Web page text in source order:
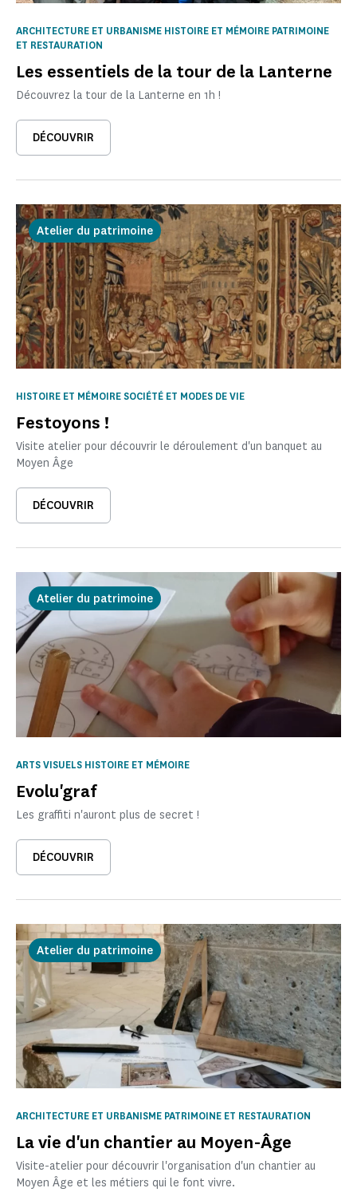
Les essentiels de la tour de la Lanterne
ARCHITECTURE ET URBANISME HISTOIRE ET MÉMOIRE PATRIMOINE
ET RESTAURATION
Découvrez la tour de la Lanterne en 1h !
DÉCOUVRIR
Atelier du patrimoine
Festoyons !
HISTOIRE ET MÉMOIRE SOCIÉTÉ ET MODES DE VIE
Visite atelier pour découvrir le déroulement d'un banquet au
Moyen Âge
DÉCOUVRIR
Atelier du patrimoine
Evolu'graf
ARTS VISUELS HISTOIRE ET MÉMOIRE
Les graffiti n'auront plus de secret !
DÉCOUVRIR
Atelier du patrimoine
La vie d'un chantier au Moyen-Âge
ARCHITECTURE ET URBANISME PATRIMOINE ET RESTAURATION
Visite-atelier pour découvrir l'organisation d'un chantier au
Moyen Âge et les métiers qui le font vivre.